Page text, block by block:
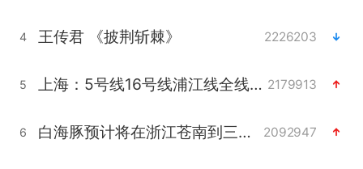
4 王传君 《披荆斩棘》 2226203
5 上海：5号线16号线浦江线全线停运 2179913
6 白海豚预计将在浙江苍南到三门一带登陆 2092947